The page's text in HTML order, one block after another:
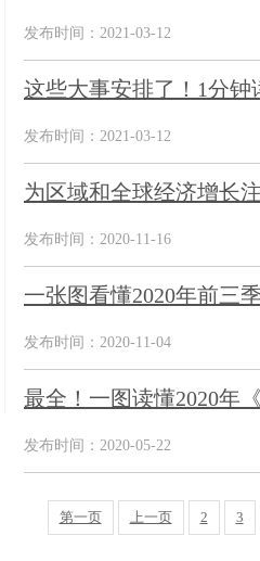
发布时间：2021-03-12
这些大事安排了！1分
发布时间：2021-03-12
为区域和全球经济增长
发布时间：2020-11-16
一张图看懂2020年前三
发布时间：2020-11-04
最全！一图读懂2020年
发布时间：2020-05-22
第一页 上一页 2 3